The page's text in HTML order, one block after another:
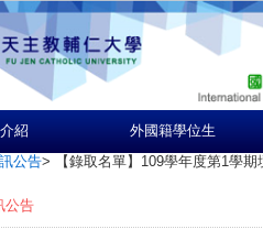
紹 外國籍學位生
公告> 【錄取名單】109學年度第1學
公告